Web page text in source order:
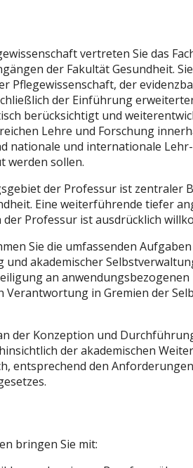
vertreten Sie das
der Fakultät Gesundheit.
Pflegewissenschaft, der
der Einführung
berücksichtigt und
Lehre und Forschung
nationale und internationale
werden sollen.
der Professur ist zentraler
Eine weiterführende tiefer
Professur ist ausdrücklich
Sie die umfassenden
und akademischer
an
Verantwortung in Gremien der
der Konzeption und
der akademischen
entsprechend den
bringen Sie mit: